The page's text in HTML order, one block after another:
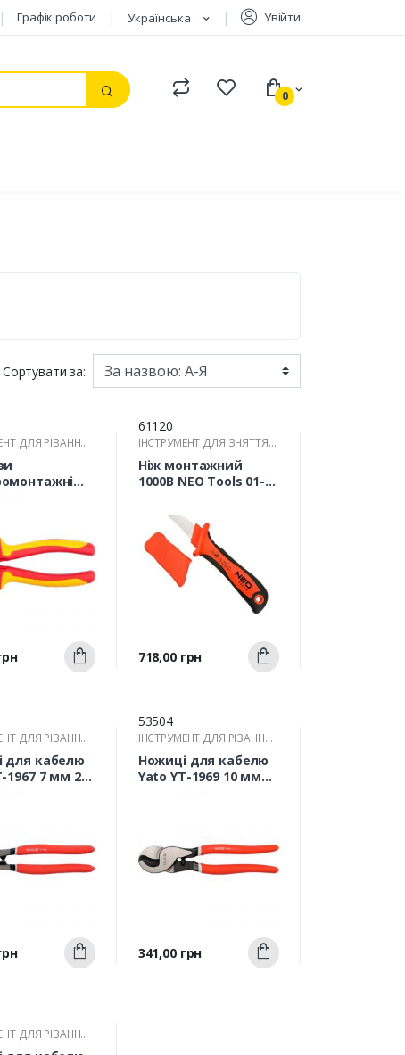
Графік роботи Українська Увійти
Пошук
Compare Watchlist
0
Сортувати за:
ДЛЯ РІЗАННЯ
Швидкий
перегляд
Купити
61120
ІНСТРУМЕНТ ДЛЯ ЗНЯТТЯ
ІЗОЛЯЦІЇ
Ніж монтажний
1000В NEO Tools 01-
ручкою 195 мм
Швидкий
перегляд
Ціна
718,00 грн Купити
ДЛЯ РІЗАННЯ
для кабелю
1967 7 мм 210
перегляд
Купити
53504
ІНСТРУМЕНТ ДЛЯ РІЗАННЯ
ПРОВОДІВ
Ножиці для кабелю
Yato YT-1969 10 мм
перегляд
Ціна
341,00 грн Купити
ДЛЯ РІЗАННЯ